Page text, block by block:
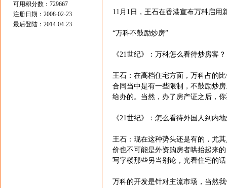
可用积分数：729667
注册日期：2008-02-23
最后登陆：2014-04-23
11月1日，王石在香港宣布万科启
“万科不鼓励炒房”
《21世纪》：万科怎么看待炒房客？
王石：在高档住宅方面，万科占的
合同当中是有一些限制，不鼓励炒
给办的。当然，办了房产证之后，
《21世纪》：怎么看待外国人到内
王石：现在这种势头还是有的，尤
价也不可能是外资购房者哄抬起来
写字楼那些另当别论，光看住宅的
万科的开发是针对主流市场，当然